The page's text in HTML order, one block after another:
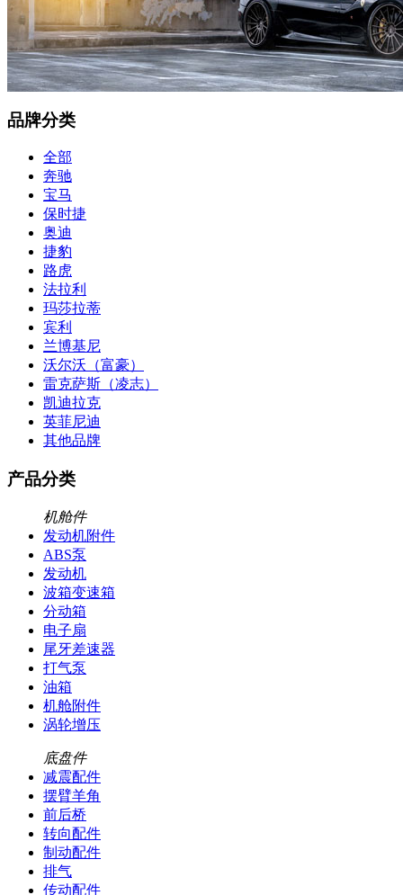
品牌分类
全部
奔驰
宝马
保时捷
奥迪
捷豹
路虎
法拉利
玛莎拉蒂
宾利
兰博基尼
沃尔沃（富豪）
雷克萨斯（凌志）
凯迪拉克
英菲尼迪
其他品牌
产品分类
机舱件
发动机附件
ABS泵
发动机
波箱变速箱
分动箱
电子扇
尾牙差速器
打气泵
油箱
机舱附件
涡轮增压
底盘件
减震配件
摆臂羊角
前后桥
转向配件
制动配件
排气
传动配件